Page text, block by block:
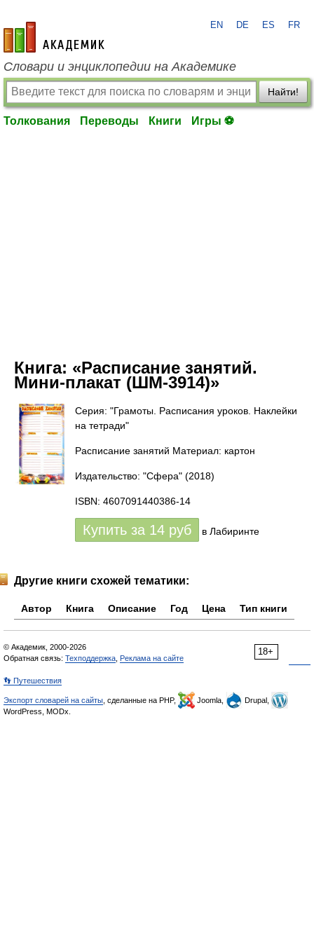
academic.ru
EN DE ES FR
Словари и энциклопедии на Академике
Найти!
Толкования Переводы Книги Игры ⚽
Книга: «Расписание занятий.
Мини-плакат (ШМ-3914)»
Серия: "Грамоты. Расписания уроков. Наклейки
на тетради"
Расписание занятий Материал: картон
Издательство: "Сфера" (2018)
ISBN: 4607091440386-14
Купить за 14 руб в Лабиринте
Другие книги схожей тематики:
Автор Книга Описание Год Цена Тип книги
18+
© Академик, 2000-2026
Обратная связь: Техподдержка Реклама на сайте
👣 Путешествия
Экспорт словарей на сайты , сделанные на PHP, Joomla,
Drupal,
WordPress, MODx.